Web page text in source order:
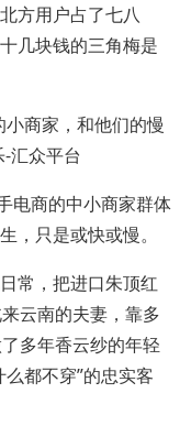
方用户占了七八
几块钱的三角梅是
电商的中小商家群体
，只是或快或慢。
常，把进口朱顶红
云南的夫妻，靠多
多年香云纱的年轻
都不穿”的忠实客